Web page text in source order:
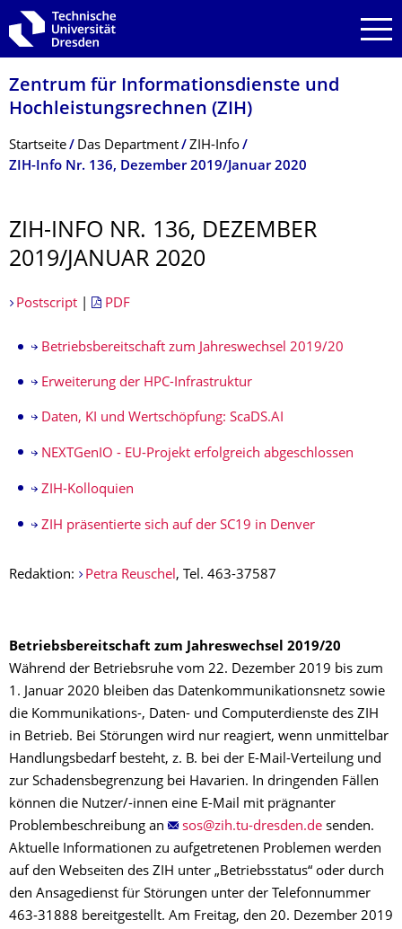
Zur Hauptnavigation springen
Zur Suche springen
Zum Inhalt springen
Zentrum für Informations­dienste und
Hochleistungs­rechnen (ZIH)
Breadcrumb-Menü
Startseite Das Department
ZIH-Info
ZIH-Info Nr. 136, Dezember 2019/Januar 2020
ZIH-INFO NR. 136, DEZEMBER
2019/JANUAR 2020
Postscript PDF
Betriebsbereitschaft zum Jahreswechsel 2019/20
Erweiterung der HPC-Infrastruktur
Daten, KI und Wertschöpfung: ScaDS.AI
NEXTGenIO - EU-Projekt erfolgreich abgeschlossen
ZIH-Kolloquien
ZIH präsentierte sich auf der SC19 in Denver
Redaktion: Petra Reuschel, Tel. 463-37587
Betriebsbereitschaft zum Jahreswechsel 2019/20
Während der Betriebsruhe vom 22. Dezember 2019 bis zum
1. Januar 2020 bleiben das Datenkommunikationsnetz sowie
die Kommunikations-, Daten- und Computerdienste des ZIH
in Betrieb. Bei Störungen wird nur reagiert, wenn unmittelbar
Handlungsbedarf besteht, z. B. bei der E-Mail-Verteilung und
zur Schadensbegrenzung bei Havarien. In dringenden Fällen
können die Nutzer/-innen eine E-Mail mit prägnanter
Problembeschreibung an
senden.
Aktuelle Informationen zu aufgetretenen Problemen werden
auf den Webseiten des ZIH unter „Betriebsstatus“ oder durch
den Ansagedienst für Störungen unter der Telefonnummer
463-31888 bereitgestellt. Am Freitag, den 20. Dezember 2019